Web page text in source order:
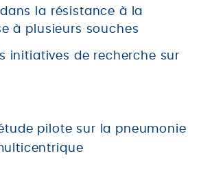
la résistance à la
à plusieurs souches
initiatives de recherche sur
pilote sur la pneumonie